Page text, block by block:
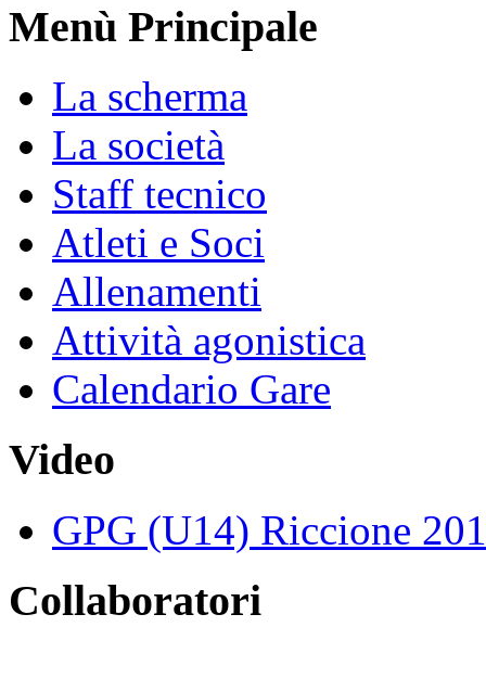
Menù Principale
La scherma
La società
Staff tecnico
Atleti e Soci
Allenamenti
Attività agonistica
Calendario Gare
Video
GPG (U14) Riccione
Collaboratori